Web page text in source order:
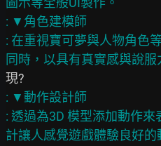
: ▼角色建模師
: 在重視寶可夢與人物角色
: ▼動作設計師
: 透過為3D 模型添加動作